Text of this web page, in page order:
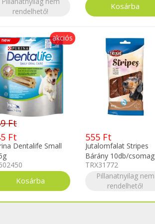
rendelhető!
akciós
Ft
Ft
Dentalife Small
555 Ft
Jutalomfalat Stripes
Bárány 10db/csomag
100g TRX31772
TRX31772
Pillanatnyilag nem
rendelhető!